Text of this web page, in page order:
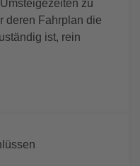
zu
deren Fahrplan die
ist, rein